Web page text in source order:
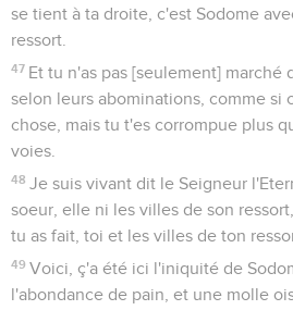
se tient à ta droite, c'est Sodome
ressort.
47 Et tu n'as pas [seulement] marché
selon leurs abominations, comme si
chose, mais tu t'es corrompue plus
voies.
48 Je suis vivant dit le Seigneur
soeur, elle ni les villes de son
tu as fait, toi et les villes de ton
49 Voici, ç'a été ici l'iniquité de
l'abondance de pain, et une molle